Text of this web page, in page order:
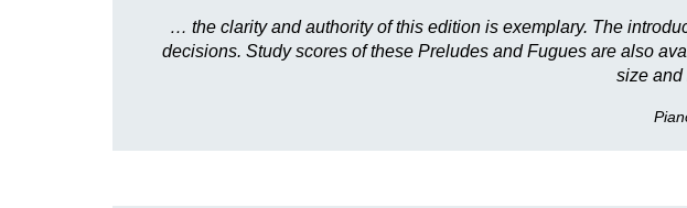
… the clarity and authority of this edition is exemplary. The
decisions. Study scores of these Preludes and Fugues are also
size and